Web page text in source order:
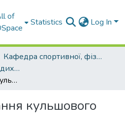
of
Statistics Log In
Кафедра спортивної, фізичної та реабілітаційної медицини, фізичної терапії, ерготерапії
Наукові роботи молодих дослідників та кваліфікаційні роботи. Кафедра спортивної, фізичної та реабілітаційної медицини, фізичної терапії, ерготерапії
Ендопротезування кульшового суглобу
кульшового